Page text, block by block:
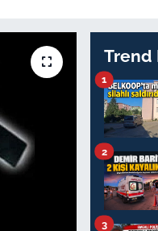
Trend
1
2
3